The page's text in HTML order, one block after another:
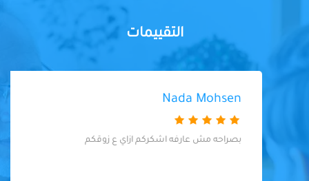
التقييمات
Nada Mohsen
بصراحه مش عارفه اشكركم ازاي ع زوقكم